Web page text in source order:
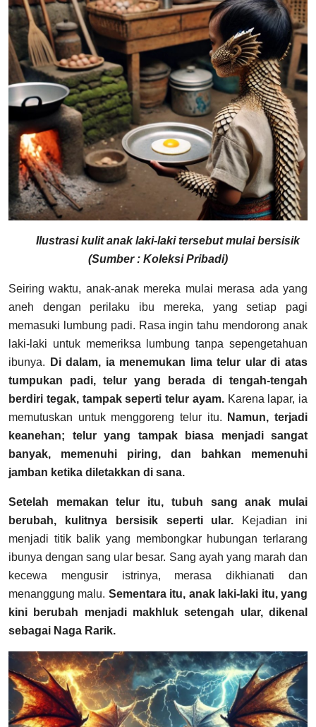
Ilustrasi kulit anak laki-laki tersebut mulai bersisik
(Sumber : Koleksi Pribadi)
Seiring waktu, anak-anak mereka mulai merasa ada yang
aneh dengan perilaku ibu mereka, yang setiap pagi
memasuki lumbung padi. Rasa ingin tahu mendorong anak
laki-laki untuk memeriksa lumbung tanpa sepengetahuan
ibunya.
Di dalam, ia menemukan lima telur ular di atas
tumpukan padi, telur yang berada di tengah-tengah
berdiri tegak, tampak seperti telur ayam.Karena lapar, ia
memutuskan untuk menggoreng telur itu.
Namun, terjadi
keanehan; telur yang tampak biasa menjadi sangat
banyak, memenuhi piring, dan bahkan memenuhi
jamban ketika diletakkan di sana.
Setelah memakan telur itu, tubuh sang anak mulai
berubah, kulitnya bersisik seperti ular. Kejadian ini
menjadi titik balik yang membongkar hubungan terlarang
ibunya dengan sang ular besar. Sang ayah yang marah dan
kecewa mengusir istrinya, merasa dikhianati dan
menanggung malu. Sementara itu, anak laki-laki itu, yang
kini berubah menjadi makhluk setengah ular, dikenal
sebagai Naga Rarik.